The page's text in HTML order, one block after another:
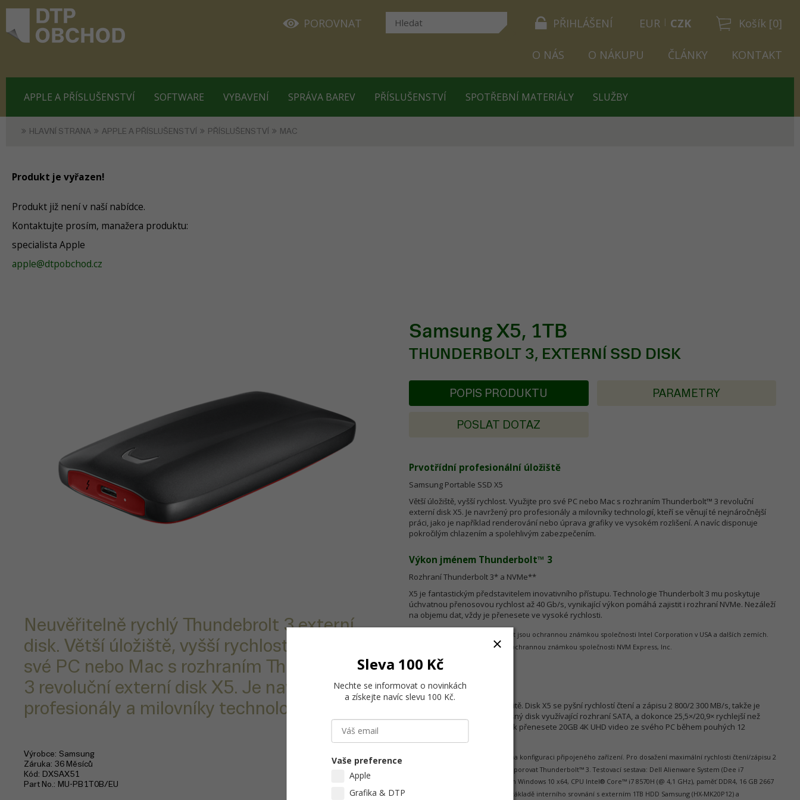
PŘIHLÁŠENÍ Košík [0]
POROVNAT EUR CZK
O NÁS O NÁKUPU ČLÁNKY KONTAKT
APPLE A PŘÍSLUŠENSTVÍ SOFTWARE VYBAVENÍ SPRÁVA BAREV PŘÍSLUŠENSTVÍ SPOTŘEBNÍ MATERIÁLY SLUŽBY
HLAVNÍ STRANA APPLE A PŘÍSLUŠENSTVÍ PŘÍSLUŠENSTVÍ MAC
Produkt je vyřazen!
Produkt již není v naší nabídce.
Kontaktujte prosím, manažera produktu:
specialista Apple
apple@dtpobchod.cz
Samsung X5, 1TB
THUNDERBOLT 3, EXTERNÍ SSD DISK
Neuvěřitelně rychlý Thundebrolt 3 externí
disk. Větší úložiště, vyšší rychlost. Využijte pro
své PC nebo Mac s rozhraním Thunderbolt™
3 revoluční externí disk X5. Je navržený pro
profesionály a milovníky technologií.
Výrobce Samsung
Záruka 36 Měsíců
Kód
DXSAX51
Part No.
MU-PB1T0B/EU
POPIS PRODUKTU PARAMETRY
POSLAT DOTAZ
Prvotřídní profesionální úložiště
Samsung Portable SSD X5
Větší úložiště, vyšší rychlost. Využijte pro své PC nebo Mac s rozhraním Thunderbolt™ 3 revoluční
externí disk X5. Je navržený pro profesionály a milovníky technologií, kteří se věnují té nejnáročnější
práci, jako je například renderování nebo úprava grafiky ve vysokém rozlišení. A navíc disponuje
pokročilým chlazením a spolehlivým zabezpečením.
Výkon jménem Thunderbolt™ 3
Rozhraní Thunderbolt 3* a NVMe**
X5 je fantastickým představitelem inovativního přístupu. Technologie Thunderbolt 3 mu poskytuje
úchvatnou přenosovou rychlost až 40 Gb/s, vynikající výkon pomáhá zajistit i rozhraní NVMe. Nezáleží
na objemu dat, vždy je přenesete ve vysoké rychlosti.
* Thunderbolt a logo Thunderbolt jsou ochrannou známkou společnosti Intel Corporation v USA a dalších zemích.
** Design loga NVM Express® je ochrannou známkou společnosti NVM Express, Inc.
Už vás nic nezpomalí
Rychlost přenosu dat
Věnujte více času své kreativitě. Disk X5 se pyšní rychlostí čtení a zápisu 2 800/2 300 MB/s, takže je
5,2×/4,5× rychlejší než přenosný disk využívající rozhraní SATA, a dokonce 25,5×/20,9× rychlejší než
externí pevný disk.* Na X5 tak přenesete 20GB 4K UHD video ze svého PC během pouhých 12
* Výkon se může lišit v závislosti na konfiguraci připojeného zařízení. Pro dosažení maximální rychlosti čtení/zápisu 2
800/2 300 MB/s musí zařízení podporovat Thunderbolt™ 3. Testovací sestava: Dell Alienware System (Dee i7
Alienware 17 R5), operační systém Windows 10 x64, CPU Intel® Core™ i7 8570H (@ 4,1 GHz), paměť DDR4, 16 GB 2667
MHz, BM Tool - CDM 5.1.2. ** Na základě interního srovnání s externím 1TB HDD Samsung (HX-MK20P12) a
Sleva 100 Kč
Nechte se informovat o novinkách
a získejte navíc slevu 100 Kč.
Vaše preference
Apple
Grafika & DTP